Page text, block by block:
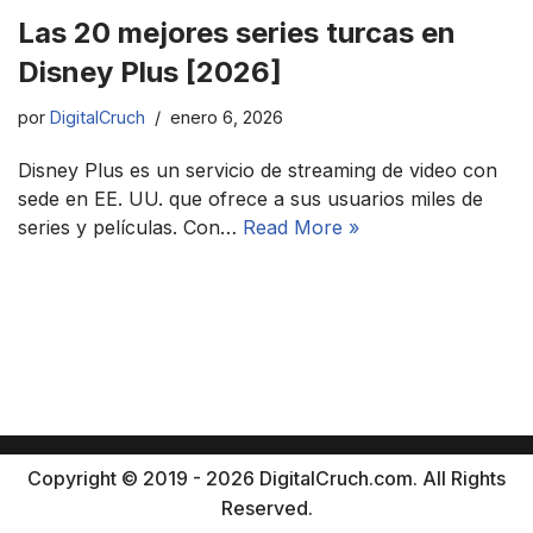
Las 20 mejores series turcas en
Disney Plus [2026]
por DigitalCruch enero 6, 2026
Disney Plus es un servicio de streaming de video con
sede en EE. UU. que ofrece a sus usuarios miles de
series y películas. Con… Read More »
Copyright © 2019 - 2026 DigitalCruch.com. All Rights
Reserved.